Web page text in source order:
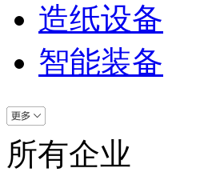
造纸设备
智能装备
所有企业